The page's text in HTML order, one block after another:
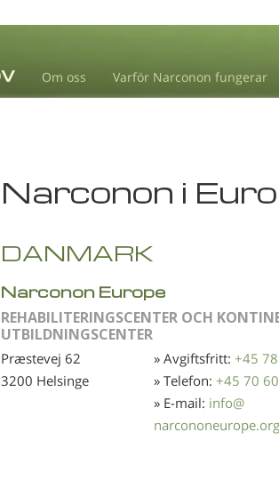
Om oss Varför Narconon fungerar
Narconon i
DANMARK
Narconon Europe
REHABILITERINGSCENTER OCH
UTBILDNINGSCENTER
Præstevej 62
3200 Helsinge
» Avgiftsfritt:+45
» Telefon:+45 70
» E-mail: info@
narcononeurope.org